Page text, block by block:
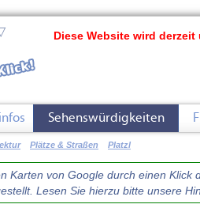
Karten von Google durch einen
Lesen Sie hierzu bitte unsere
Diese Website wird
Plätze & Straßen Platzl
Sehenswürdigkeiten